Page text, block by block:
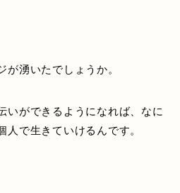
が湧いたでしょうか。
いができるようになれば、なに
で生きていけるんです。